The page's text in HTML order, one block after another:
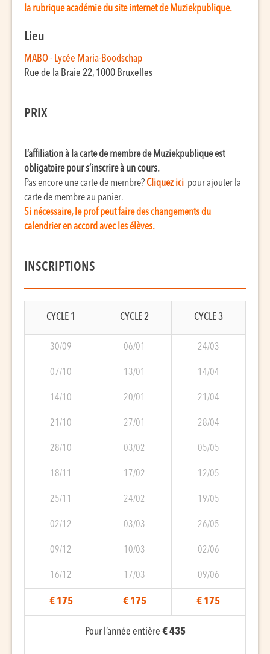
la rubrique académie du site internet de Muziekpublique.
Lieu
MABO - Lycée Maria-Boodschap
Rue de la Braie 22, 1000 Bruxelles
PRIX
L’affiliation à la carte de membre de Muziekpublique est
obligatoire pour s’inscrire à un cours.
Pas encore une carte de membre?Cliquez ici pour ajouter la
carte de membre au panier.
Si nécessaire, le prof peut faire des changements du
calendrier en accord avec les élèves.
INSCRIPTIONS
CYCLE 1
30/09
07/10
14/10
21/10
28/10
18/11
25/11
02/12
09/12
16/12
€ 175
CYCLE 2
06/01
13/01
20/01
27/01
03/02
17/02
24/02
03/03
10/03
17/03
€ 175
CYCLE 3
24/03
14/04
21/04
28/04
05/05
12/05
19/05
26/05
02/06
09/06
€ 175
Pour l’année entière € 435